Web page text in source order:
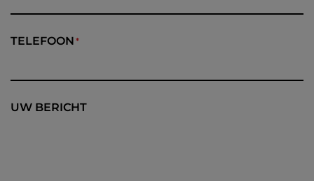
TELEFOON
UW BERICHT